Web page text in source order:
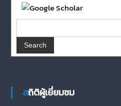
สถิติผู้เยี่ยมชม